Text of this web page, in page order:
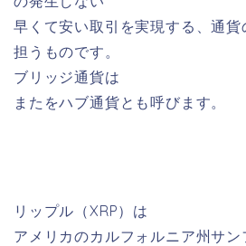
早くて安い取引を実現する、通
担うものです。
ブリッジ通貨は
またをハブ通貨とも呼びます。
リップル（XRP）は
アメリカのカルフォルニア州サ